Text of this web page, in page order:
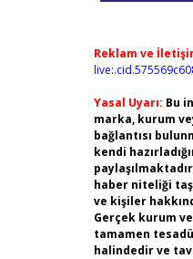
Reklam ve
Yasal Uyarı: Bu
marka, kurum
bağlantısı
kendi
haber niteliği
ve kişiler
Gerçek kurum
tamamen
halindedir ve